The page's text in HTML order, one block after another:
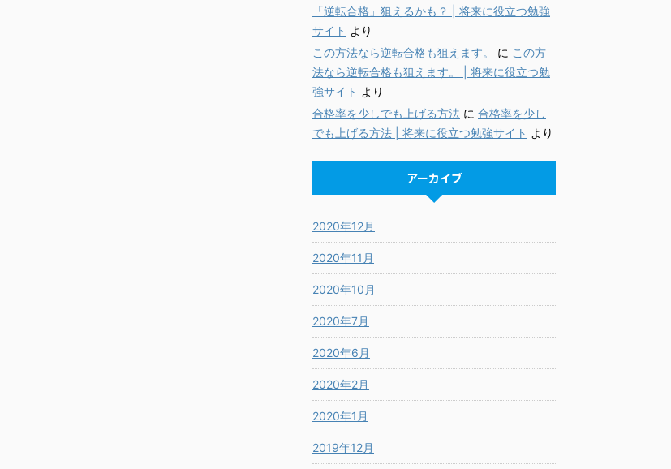
「逆転合格」狙えるかも？ | 将来に役立つ勉強
サイト より
この方法なら逆転合格も狙えます。
に この方
法なら逆転合格も狙えます。 | 将来に役立つ勉
強サイト より
合格率を少しでも上げる方法 に 合格率を少し
でも上げる方法 | 将来に役立つ勉強サイト より
アーカイブ
2020年12月
2020年11月
2020年10月
2020年7月
2020年6月
2020年2月
2020年1月
2019年12月